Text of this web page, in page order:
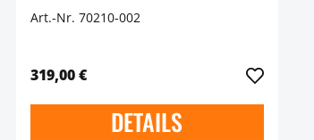
Art.-Nr. 70210-002
319,00 €
DETAILS